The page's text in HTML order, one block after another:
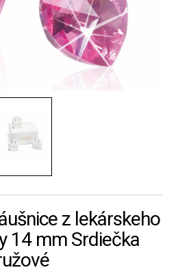
z lekárskeho
14 mm Srdiečka